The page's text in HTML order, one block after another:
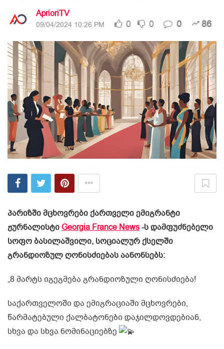
AprioriTV
09/04/2024 10:26 PM 0 0 0 86
პარიზში მცხოვრები ქართველი ემიგრანტი
ჟურნალისტიGeorgia France News-ს დამფუძნებელი
სოფო ბასილაშვილი, სოციალურ ქსელში
გრანდიოზულ ღონისძიებას აანონსებს:
„8 მარტს იგეგმება გრანდიოზული ღონისძიება!
საქართველოში და ემიგრაციაში მცხოვრები,
წარმატებული ქალბატონები დაჯილდოვდებიან,
სხვა და სხვა ნომინაციებზე